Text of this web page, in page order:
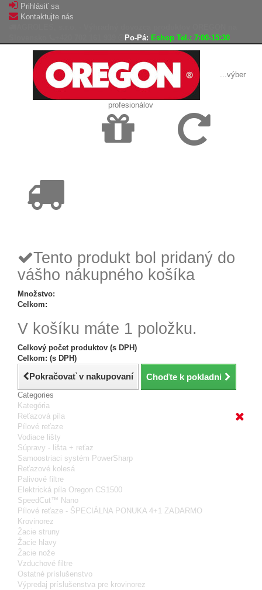
Prihlásiť sa
Kontaktujte nás
Po-Pá: Eshop Tel.: 7:00-15:30
...výber
profesionálov
Tento produkt bol pridaný do
vášho nákupného košíka
Množstvo:
Celkom:
V košíku máte 1 položku.
Celkový počet produktov (s DPH)
Celkom: (s DPH)
Pokračovať v nakupovaní Choďte k pokladni
Categories
Kategória
Reťazová píla
Pílové reťaze
Vodiace lišty
Súpravy - lišta + reťaz
Samoostriaci systém PowerSharp
Reťazové kolesá
Palivové filtre
Elektrická píla Oregon CS1500
SpeedCut™ Nano
Pílové reťaze - ŠPECIÁLNA PONUKA 4+1 ZADARMO
Krovinorez
Žacie struny
Žacie hlavy
Žacie nože
Vzduchové filtre
Ostatné príslušenstvo
Výpredaj príslušenstva pre krovinorez